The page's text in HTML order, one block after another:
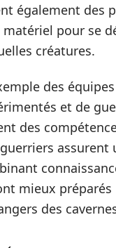
également des
pour se
créatures.
des
et de
des
assurent
mieux
des